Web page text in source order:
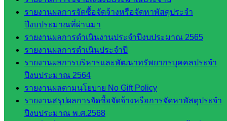
รายงานผลการจัดซื้อจัดจ้างหรือจัดหาพัสดุประจำ
ปีงบประมาณที่ผ่านมา
รายงานผลการดำเนินงานประจำปีงบประมาณ 2565
รายงานผลการดำเนินประจำปี
รายงานผลการบริหารและพัฒนาทรัพยากรบุคคลประจำ
ปีงบประมาณ 2564
รายงานผลตามนโยบาย No Gift Policy
รายงานสรุปผลการจัดซื้อจัดจ้างหรือการจัดหาพัสดุประจำ
ปีงบประมาณ พ.ศ.2568
เสริมการ
จัดการ
ศึกษา
กลุ่ม
บริหาร
งาน
บุคคล
กลุ่ม
พัฒนาครู